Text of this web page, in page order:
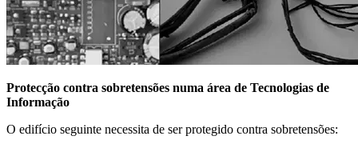
Protecção contra sobretensões numa área de Tecnologias de
Informação
O edifício seguinte necessita de ser protegido contra sobretensões: